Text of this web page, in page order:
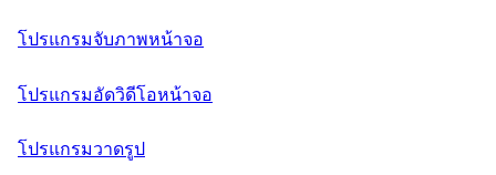
โปรแกรมจับภาพหน้าจอ
โปรแกรมอัดวิดีโอหน้าจอ
โปรแกรมวาดรูป